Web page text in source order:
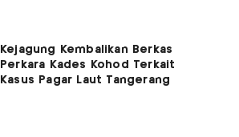
Kejagung Kembalikan Berkas
Perkara Kades Kohod Terkait
Kasus Pagar Laut Tangerang